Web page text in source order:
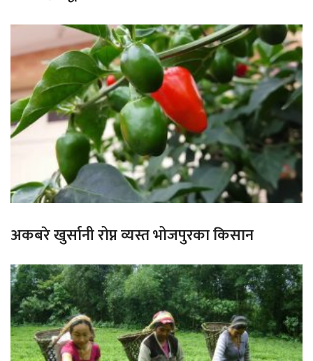
अकबरे खुर्सानी रोप्न व्यस्त भोजपुरका किसान